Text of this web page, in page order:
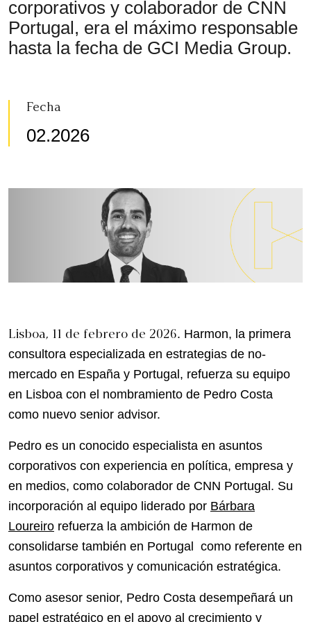
Fecha
02.2026
corporativos y colaborador de CNN
Portugal, era el máximo responsable
hasta la fecha de GCI Media Group.
Lisboa, 11 de febrero de 2026. Harmon, la primera
consultora especializada en estrategias de no-
mercado en España y Portugal, refuerza su equipo
en Lisboa con el nombramiento de Pedro Costa
como nuevo senior advisor.
Pedro es un conocido especialista en asuntos
corporativos con experiencia en política, empresa y
en medios, como colaborador de CNN Portugal. Su
incorporación al equipo liderado por Bárbara
Loureiro refuerza la ambición de Harmon de
consolidarse también en Portugal como referente en
asuntos corporativos y comunicación estratégica.
Como asesor senior, Pedro Costa desempeñará un
papel estratégico en el apoyo al crecimiento y